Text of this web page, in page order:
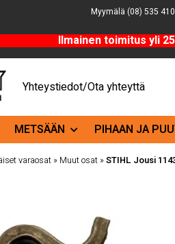
Myymälä (08) 535
Ilmainen toimitus yli
Yhteystiedot/Ota yhteyttä
METSÄÄN PIHAAN JA
varaosat » Muut osat »STIHL Jousi